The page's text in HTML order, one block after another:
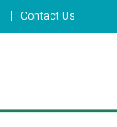
Contact Us